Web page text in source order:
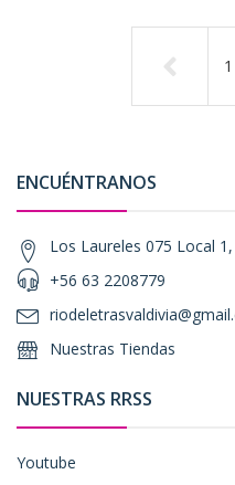
1
ENCUÉNTRANOS
Los Laureles 075 Local
+56 63 2208779
Nuestras Tiendas
NUESTRAS RRSS
Youtube